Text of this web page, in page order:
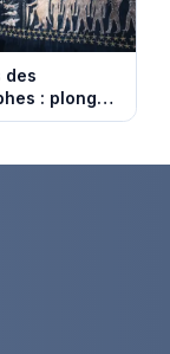
des
: plongez